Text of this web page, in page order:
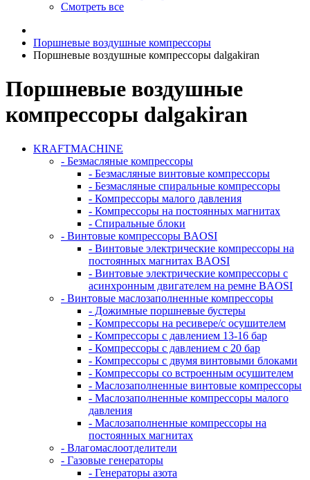
Смотреть все
Поршневые воздушные компрессоры
Поршневые воздушные компрессоры dalgakiran
Поршневые воздушные
компрессоры dalgakiran
KRAFTMACHINE
- Безмасляные компрессоры
- Безмасляные винтовые компрессоры
- Безмасляные спиральные компрессоры
- Компрессоры малого давления
- Компрессоры на постоянных магнитах
- Спиральные блоки
- Винтовые компрессоры BAOSI
- Винтовые электрические компрессоры на
постоянных магнитах BAOSI
- Винтовые электрические компрессоры с
асинхронным двигателем на ремне BAOSI
- Винтовые маслозаполненные компрессоры
- Дожимные поршневые бустеры
- Компрессоры на ресивере/с осушителем
- Компрессоры с давлением 13-16 бар
- Компрессоры с давлением с 20 бар
- Компрессоры с двумя винтовыми блоками
- Компрессоры со встроенным осушителем
- Маслозаполненные винтовые компрессоры
- Маслозаполненные компрессоры малого
давления
- Маслозаполненные компрессоры на
постоянных магнитах
- Влагомаслоотделители
- Газовые генераторы
- Генераторы азота